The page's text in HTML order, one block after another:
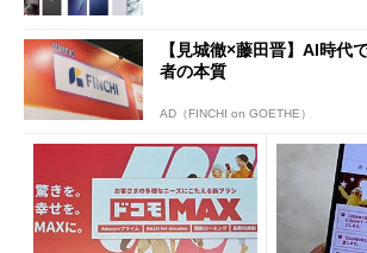
【見城徹×藤田晋】AI時代
者の本質
AD（FINCHI on GOETHE）